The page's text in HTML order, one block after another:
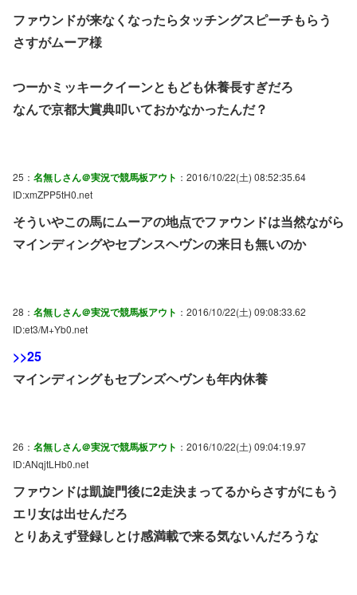
ファウンドが来なくなったらタッチングスピーチもらう
さすがムーア様
つーかミッキークイーンともども休養長すぎだろ
なんで京都大賞典叩いておかなかったんだ？
25： 名無しさん＠実況で競馬板アウト ：2016/10/22(土) 08:52:35.64
ID:xmZPP5tH0.net
そういやこの馬にムーアの地点でファウンドは当然ながら
マインディングやセブンスヘヴンの来日も無いのか
28： 名無しさん＠実況で競馬板アウト ：2016/10/22(土) 09:08:33.62
ID:et3/M+Yb0.net
>>25
マインディングもセブンズヘヴンも年内休養
26： 名無しさん＠実況で競馬板アウト ：2016/10/22(土) 09:04:19.97
ID:ANqjtLHb0.net
ファウンドは凱旋門後に2走決まってるからさすがにもう
エリ女は出せんだろ
とりあえず登録しとけ感満載で来る気ないんだろうな